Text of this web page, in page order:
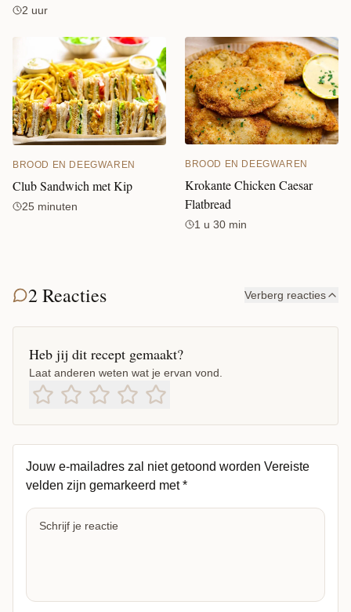
2 uur
BROOD EN DEEGWAREN
Club Sandwich met Kip
25 minuten
BROOD EN DEEGWAREN
Krokante Chicken Caesar
Flatbread
1 u 30 min
2 Reacties Verberg reacties
Heb jij dit recept gemaakt?
Laat anderen weten wat je ervan vond.
Jouw e-mailadres zal niet getoond worden Vereiste
velden zijn gemarkeerd met*